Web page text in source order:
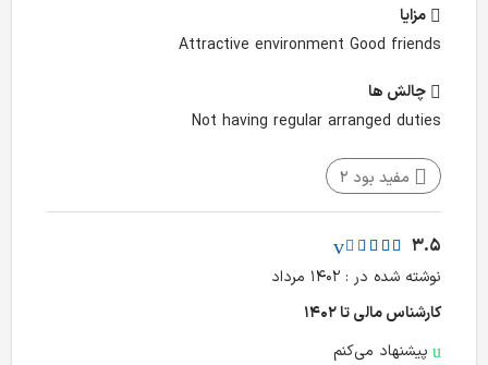
مزایا
Attractive environment Good friends
چالش‌ ها
Not having regular arranged duties
مفید بود2
3.5
نوشته شده در : ۱۴۰۲ مرداد
کارشناس مالی تا ۱۴۰۲
پیشنهاد می‌کنم